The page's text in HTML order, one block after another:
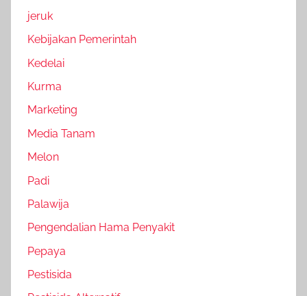
jeruk
Kebijakan Pemerintah
Kedelai
Kurma
Marketing
Media Tanam
Melon
Padi
Palawija
Pengendalian Hama Penyakit
Pepaya
Pestisida